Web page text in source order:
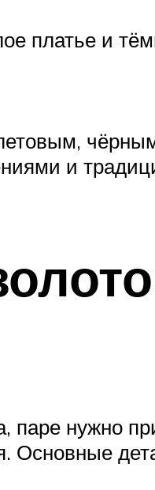
платье и
и
паре нужно
Основные